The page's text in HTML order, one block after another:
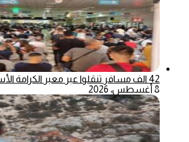
42 الف مسافر تنقلوا عبر معبر الكرامة الأسبوع الماضي
8 أغسطس، 2026